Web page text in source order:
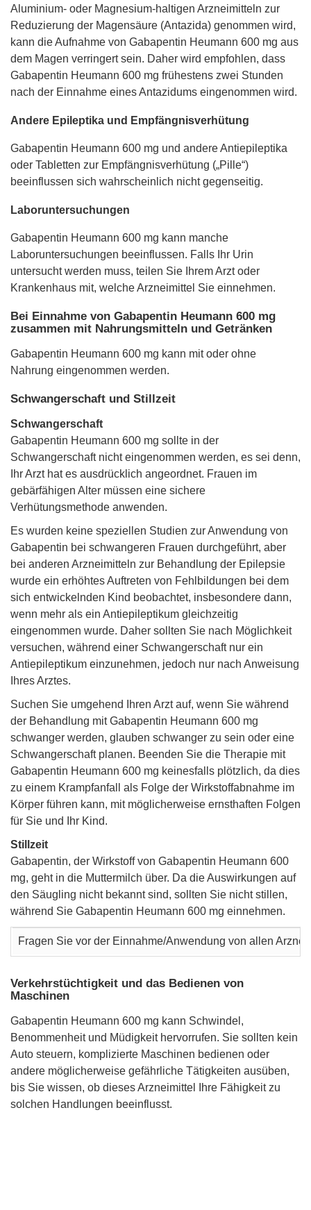
Aluminium- oder Magnesium-haltigen Arzneimitteln zur
Reduzierung der Magensäure (Antazida) genommen wird,
kann die Aufnahme von Gabapentin Heumann 600 mg aus
dem Magen verringert sein. Daher wird empfohlen, dass
Gabapentin Heumann 600 mg frühestens zwei Stunden
nach der Einnahme eines Antazidums eingenommen wird.
Andere Epileptika und Empfängnisverhütung
Gabapentin Heumann 600 mg und andere Antiepileptika
oder Tabletten zur Empfängnisverhütung („Pille“)
beeinflussen sich wahrscheinlich nicht gegenseitig.
Laboruntersuchungen
Gabapentin Heumann 600 mg kann manche
Laboruntersuchungen beeinflussen. Falls Ihr Urin
untersucht werden muss, teilen Sie Ihrem Arzt oder
Krankenhaus mit, welche Arzneimittel Sie einnehmen.
Bei Einnahme von Gabapentin Heumann 600 mg
zusammen mit Nahrungsmitteln und Getränken
Gabapentin Heumann 600 mg kann mit oder ohne
Nahrung eingenommen werden.
Schwangerschaft und Stillzeit
Schwangerschaft
Gabapentin Heumann 600 mg sollte in der
Schwangerschaft nicht eingenommen werden, es sei denn,
Ihr Arzt hat es ausdrücklich angeordnet. Frauen im
gebärfähigen Alter müssen eine sichere
Verhütungsmethode anwenden.
Es wurden keine speziellen Studien zur Anwendung von
Gabapentin bei schwangeren Frauen durchgeführt, aber
bei anderen Arzneimitteln zur Behandlung der Epilepsie
wurde ein erhöhtes Auftreten von Fehlbildungen bei dem
sich entwickelnden Kind beobachtet, insbesondere dann,
wenn mehr als ein Antiepileptikum gleichzeitig
eingenommen wurde. Daher sollten Sie nach Möglichkeit
versuchen, während einer Schwangerschaft nur ein
Antiepileptikum einzunehmen, jedoch nur nach Anweisung
Ihres Arztes.
Suchen Sie umgehend Ihren Arzt auf, wenn Sie während
der Behandlung mit Gabapentin Heumann 600 mg
schwanger werden, glauben schwanger zu sein oder eine
Schwangerschaft planen. Beenden Sie die Therapie mit
Gabapentin Heumann 600 mg keinesfalls plötzlich, da dies
zu einem Krampfanfall als Folge der Wirkstoffabnahme im
Körper führen kann, mit möglicherweise ernsthaften Folgen
für Sie und Ihr Kind.
Stillzeit
Gabapentin, der Wirkstoff von Gabapentin Heumann 600
mg, geht in die Muttermilch über. Da die Auswirkungen auf
den Säugling nicht bekannt sind, sollten Sie nicht stillen,
während Sie Gabapentin Heumann 600 mg einnehmen.
Fragen Sie vor der Einnahme/Anwendung von allen
Verkehrstüchtigkeit und das Bedienen von
Maschinen
Gabapentin Heumann 600 mg kann Schwindel,
Benommenheit und Müdigkeit hervorrufen. Sie sollten kein
Auto steuern, komplizierte Maschinen bedienen oder
andere möglicherweise gefährliche Tätigkeiten ausüben,
bis Sie wissen, ob dieses Arzneimittel Ihre Fähigkeit zu
solchen Handlungen beeinflusst.